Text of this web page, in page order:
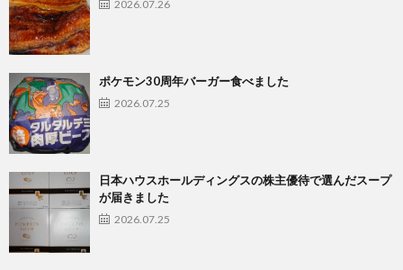
2026.07.26
ポケモン30周年バーガー食べました
2026.07.25
日本ハウスホールディングスの株主優待で選んだスープ
が届きました
2026.07.25